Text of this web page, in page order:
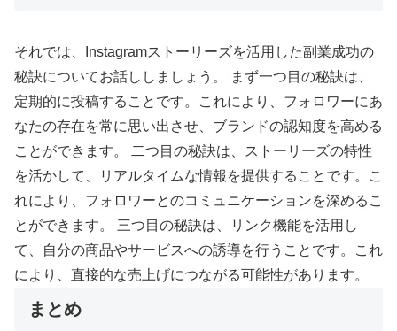
それでは、Instagramストーリーズを活用した副業成功の
秘訣についてお話ししましょう。 まず一つ目の秘訣は、
定期的に投稿することです。これにより、フォロワーにあ
なたの存在を常に思い出させ、ブランドの認知度を高める
ことができます。 二つ目の秘訣は、ストーリーズの特性
を活かして、リアルタイムな情報を提供することです。こ
れにより、フォロワーとのコミュニケーションを深めるこ
とができます。 三つ目の秘訣は、リンク機能を活用し
て、自分の商品やサービスへの誘導を行うことです。これ
により、直接的な売上げにつながる可能性があります。
まとめ